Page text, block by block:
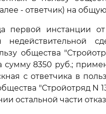
- ответчик) на
первой инстанции от
недействительной
общества
сумму 8350 руб.;
с ответчика в
"Стройотряд N
остальной части